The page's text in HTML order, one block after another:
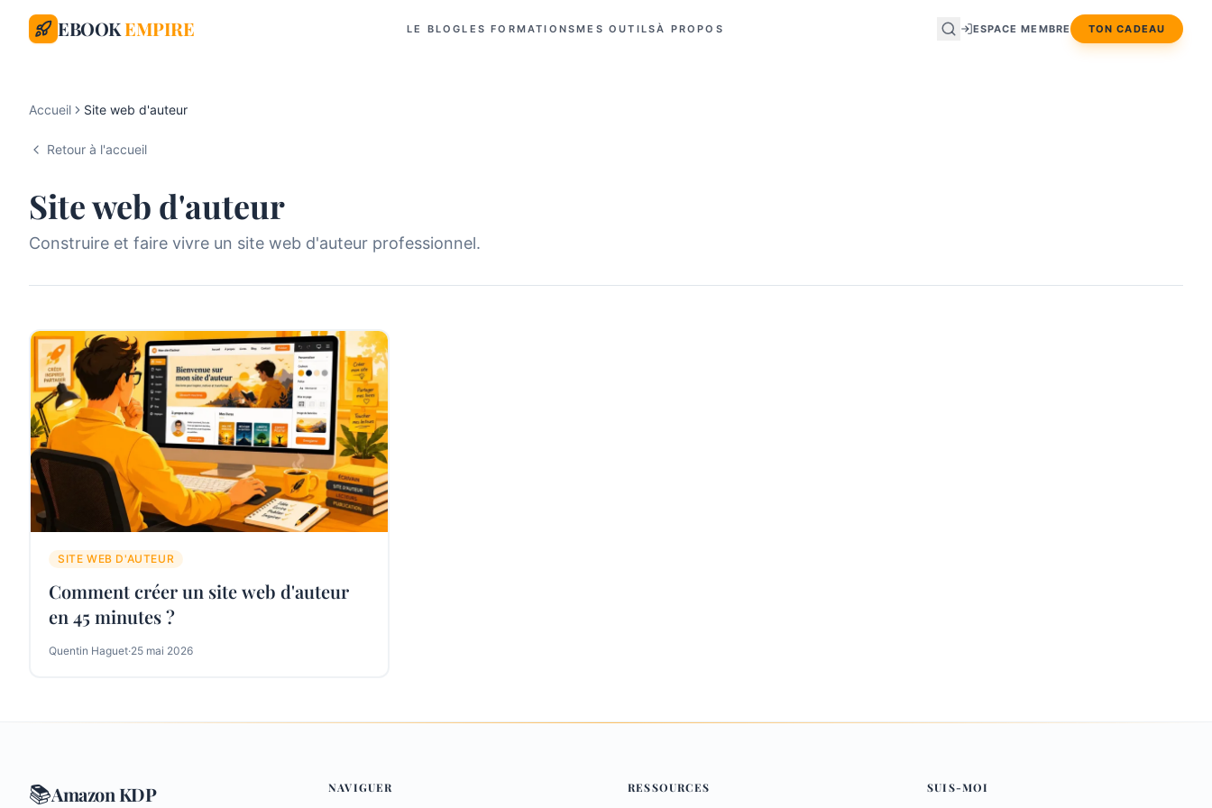
EBOOKEMPIRE LE BLOGLES FORMATIONSMES OUTILSÀ PROPOS ESPACE MEMBRE TON CADEAU
Accueil Site web d'auteur
Retour à l'accueil
Site web d'auteur
Construire et faire vivre un site web d'auteur professionnel.
SITE WEB D'AUTEUR
Comment créer un site web d'auteur
en 45 minutes ?
Quentin Haguet·25 mai 2026
📚Amazon KDP NAVIGUER RESSOURCES SUIS-MOI